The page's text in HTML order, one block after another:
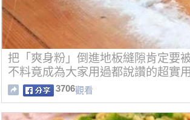
把「爽身粉」倒進地板縫隙肯定要
不料竟成為大家用過都說讚的超實
3706觀看